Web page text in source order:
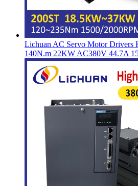
Lichuan AC Servo Motor Drivers
140N.m 22KW AC380V 44.7A